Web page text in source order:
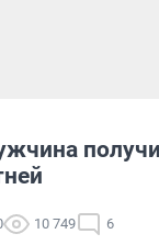
10 749 6